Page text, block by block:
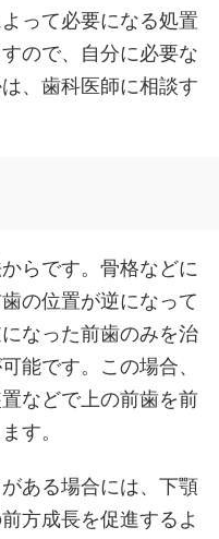
って必要になる処置
ので、自分に必要な
、歯科医師に相談す
らです。骨格などに
の位置が逆になって
なった前歯のみを治
能です。この場合、
などで上の前歯を前
す。
ある場合には、下顎
方成長を促進するよ